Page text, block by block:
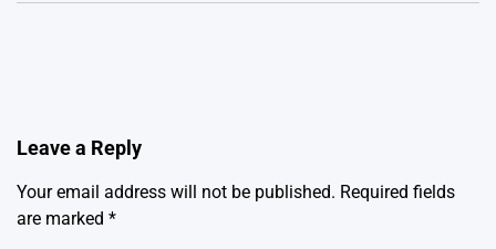
Leave a Reply
Your email address will not be published. Required fields
are marked *